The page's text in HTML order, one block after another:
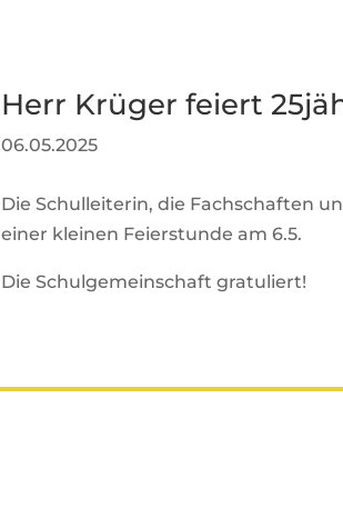
Herr Krüger feiert
06.05.2025
Die Schulleiterin, die Fachschaften
einer kleinen Feierstunde am 6.5.
Die Schulgemeinschaft gratuliert!